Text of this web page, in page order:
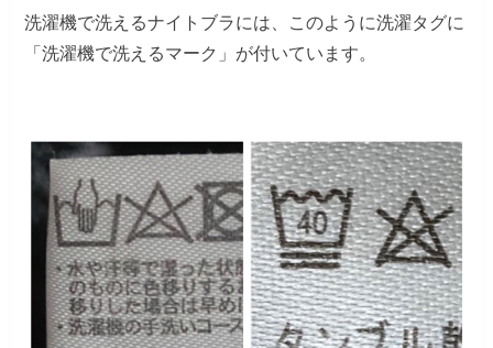
洗濯機で洗えるナイトブラには、このように洗濯タグに
「洗濯機で洗えるマーク」が付いています。